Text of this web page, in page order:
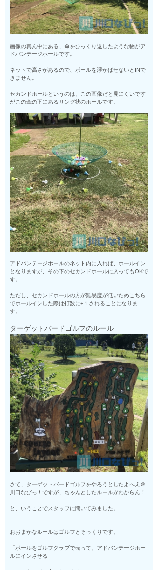
画像の真ん中にある、傘をひっくり返したような物がア
ドバンテージホールです。
ネットで高さがあるので、ボールを浮かばせないとINで
きません。
セカンドホールというのは、この画像だと見にくいです
がこの傘の下にあるリング状のホールです。
アドバンテージホールのネット内に入れば、ホールイン
となりますが、その下のセカンドホールに入ってもOKで
す。
ただし、セカンドホールの方が難易度が低いためこちら
でホールインした際は打数に+１されることになりま
す。
ターゲットバードゴルフのルール
さて、ターゲットバードゴルフをやろうとしたよへえ＠
川口なびっ！ですが、ちゃんとしたルールがわからん！
と、いうことでスタッフに聞いてみました。
おおまかなルールはゴルフとそっくりです。
「ボールをゴルフクラブで売って、アドバンテージホー
ルにインさせる」